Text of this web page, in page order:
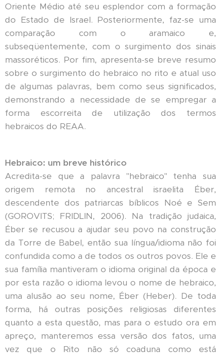
Oriente Médio até seu esplendor com a formação
do Estado de Israel. Posteriormente, faz-se uma
comparação com o aramaico e,
subseqüentemente, com o surgimento dos sinais
massoréticos. Por fim, apresenta-se breve resumo
sobre o surgimento do hebraico no rito e atual uso
de algumas palavras, bem como seus significados,
demonstrando a necessidade de se empregar a
forma escorreita de utilização dos termos
hebraicos do REAA.
Hebraico: um breve histórico
Acredita-se que a palavra "hebraico" tenha sua
origem remota no ancestral israelita Éber,
descendente dos patriarcas bíblicos Noé e Sem
(GOROVITS; FRIDLIN, 2006). Na tradição judaica,
Éber se recusou a ajudar seu povo na construção
da Torre de Babel, então sua língua/idioma não foi
confundida como a de todos os outros povos. Ele e
sua família mantiveram o idioma original da época e
por esta razão o idioma levou o nome de hebraico,
uma alusão ao seu nome, Éber (Heber). De toda
forma, há outras posições religiosas diferentes
quanto a esta questão, mas para o estudo ora em
apreço, manteremos essa versão dos fatos, uma
vez que o Rito não só coaduna como está